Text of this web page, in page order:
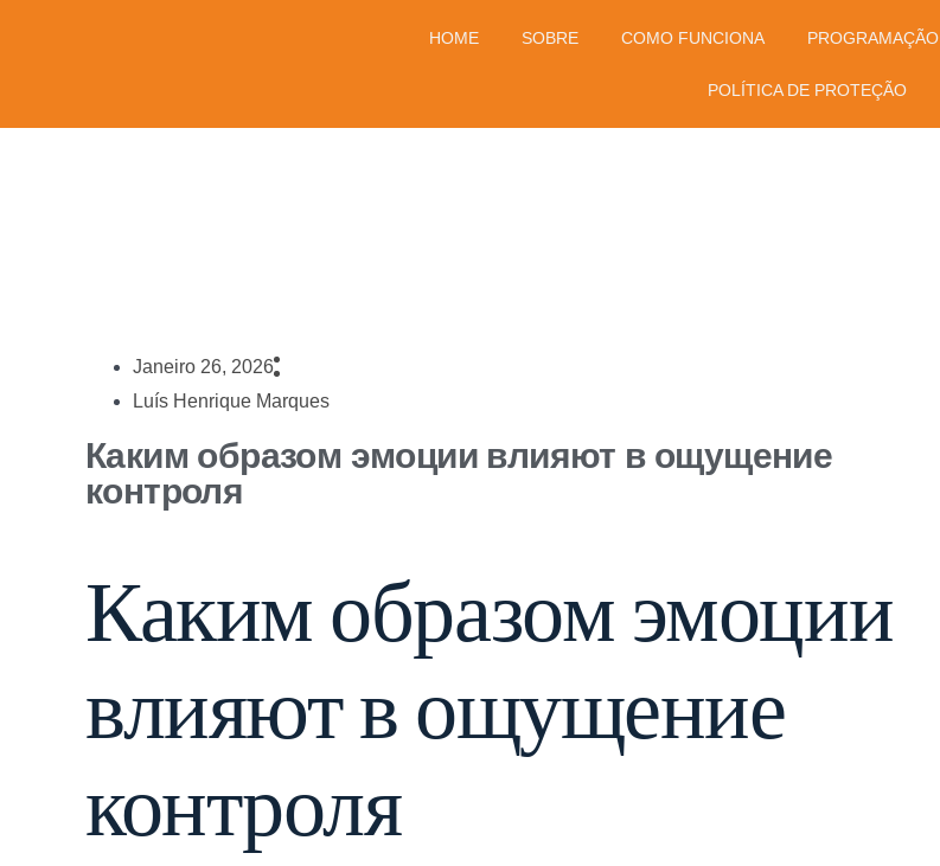
HOME SOBRE COMO FUNCIONA PROGRAMAÇÃO
POLÍTICA DE PROTEÇÃO
Janeiro 26, 2026
Luís Henrique Marques
Каким образом эмоции влияют в ощущение
контроля
Каким образом эмоции
влияют в ощущение
контроля